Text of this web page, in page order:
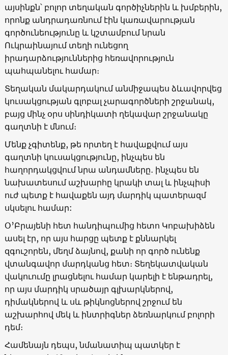
այսինքն՝ բոլոր տեղական գործիչներին և խմբերին,
որոնք անդրադառնում էին կառավարության
գործունեությունը և կշտամբում նրան
Ուկրաինայում տեղի ունեցող
իրադարձություններից հեռավորություն
պահպանելու համար։
Տեղական մակարդակում անմիջապես ձևավորվեց
կուսակցության գլոբալ չարագործների շրջանակ,
բայց մինչ օրս սինդիկատի ղեկավար շրջանակը
գաղտնի է մնում։
Մենք չգիտենք, թե որտեղ է հավաքվում այս
գաղտնի կուսակցությունը, ինչպես են
հաղորդակցվում նրա անդամները․ ինչպես են
նախատեսում աշխարհը կրակի տալ և ինչպիսի
ուժ պետք է հավաքեն այդ մարդիկ պատերազմ
սկսելու համար:
Օ’Բրայենի հետ հանդիպումից հետո Կոբախիձեն
ասել էր, որ այս հարցը պետք է քննարկել
զգուշորեն, մեղմ ձայնով, քանի որ գործ ունենք
վտանգավոր մարդկանց հետ։ Տեղեկատվական
վակուումը լրացնելու համար կարելի է ենթադրել,
որ այս մարդիկ սրածայր գլխարկներով,
դիմակներով և սև թիկնոցներով շրջում են
աշխարհով մեկ և ինտրիգներ ձեռնարկում բոլորի
դեմ։
Համենայն դեպս, նմանատիպ պատկեր է